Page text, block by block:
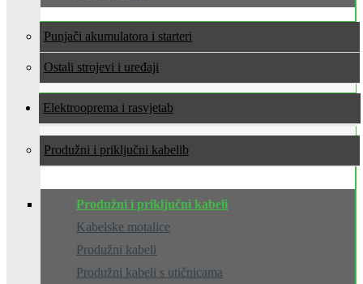
Punjači akumulatora i starteri
Ostali strojevi i uređaji
Elektrooprema i rasvjeta
Produžni i priključni kabeli
Produžni i priključni kabeli
Kabelske motalice
Produžni kabeli
Produžni kabeli s utičnicama